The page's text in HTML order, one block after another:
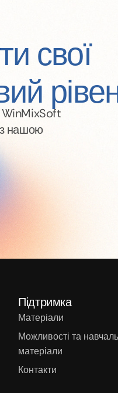
materials, nutrients,
свої
WinMixSoft
з нашою
Підтримка
Матеріали
Можливості та
матеріали
Контакти